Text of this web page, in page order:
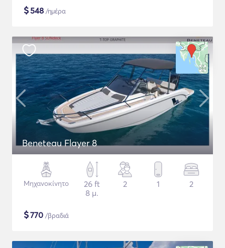
$548 /ημέρα
Beneteau Flayer 8
Μηχανοκίνητο
26 ft
8 μ.
2 1 2
$770 /βραδιά